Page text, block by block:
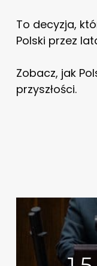
To decyzja,
Polski przez
Zobacz, jak
przyszłości.